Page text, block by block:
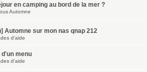
en camping au bord de la mer ?
Automne
Automne sur mon nas qnap 212
d'aide
menu
d'aide